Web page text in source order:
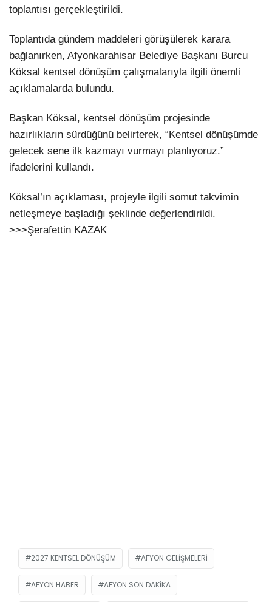
toplantısı gerçekleştirildi.
Toplantıda gündem maddeleri görüşülerek karara
bağlanırken, Afyonkarahisar Belediye Başkanı Burcu
Köksal kentsel dönüşüm çalışmalarıyla ilgili önemli
açıklamalarda bulundu.
Başkan Köksal, kentsel dönüşüm projesinde
hazırlıkların sürdüğünü belirterek, “Kentsel dönüşümde
gelecek sene ilk kazmayı vurmayı planlıyoruz.”
ifadelerini kullandı.
Köksal’ın açıklaması, projeyle ilgili somut takvimin
netleşmeye başladığı şeklinde değerlendirildi.
>>>Şerafettin KAZAK
2027 KENTSEL DÖNÜŞÜM AFYON GELIŞMELERI
AFYON HABER AFYON SON DAKIKA